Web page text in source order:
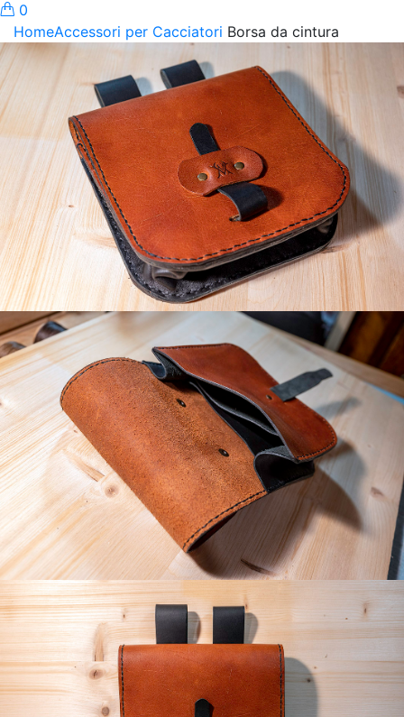
0
HomeAccessori per Cacciatori Borsa da cintura